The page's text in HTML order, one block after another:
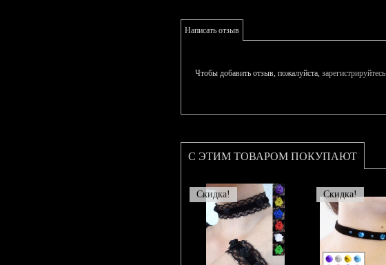
Написать отзыв
Чтобы добавить отзыв, пожалуйста, зарегистрируйтесь
С ЭТИМ ТОВАРОМ ПОКУПАЮТ
Скидка! Скидка!